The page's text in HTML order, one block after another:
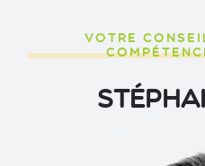
VOTRE